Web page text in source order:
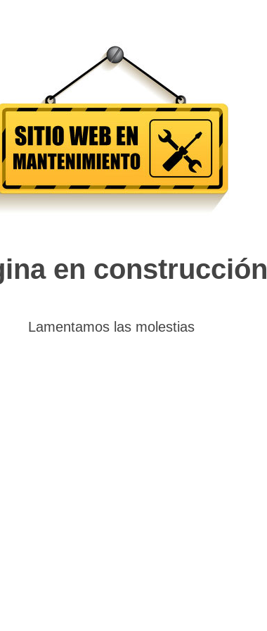
en construcción
Lamentamos las molestias